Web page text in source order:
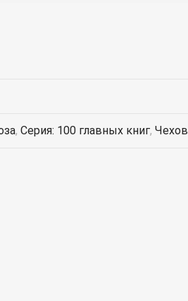
, Серия: 100 главных книг, Чехов